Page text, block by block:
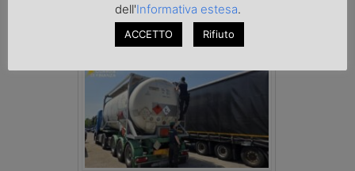
Cronaca
dell'Informativa estesa.
ACCETTO Rifiuto